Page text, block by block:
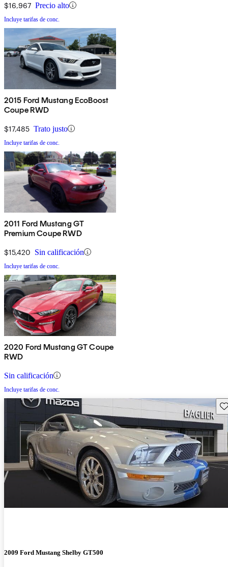
$16,967 Precio alto
Incluye tarifas de conc.
2015 Ford Mustang EcoBoost
Coupe RWD
$17,485 Trato justo
Incluye tarifas de conc.
2011 Ford Mustang GT
Premium Coupe RWD
$15,420 Sin calificación
Incluye tarifas de conc.
2020 Ford Mustang GT Coupe
RWD
Sin calificación
Incluye tarifas de conc.
2009 Ford Mustang Shelby GT500